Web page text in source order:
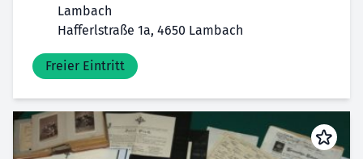
Lambach
Hafferlstraße 1a, 4650 Lambach
Freier Eintritt